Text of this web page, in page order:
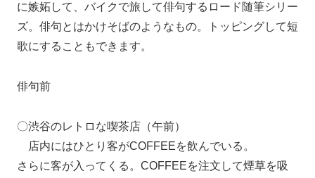
に嫉妬して、バイクで旅して俳句するロード随筆シリー
ズ。俳句とはかけそばのようなもの。トッピングして短
歌にすることもできます。
俳句前
〇渋谷のレトロな喫茶店（午前）
店内にはひとり客がCOFFEEを飲んでいる。
さらに客が入ってくる。COFFEEを注文して煙草を吸